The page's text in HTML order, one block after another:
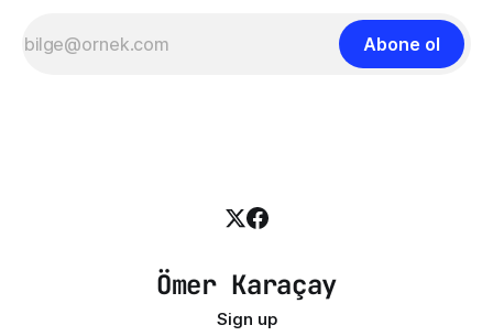
Abone ol
Ömer Karaçay
Sign up